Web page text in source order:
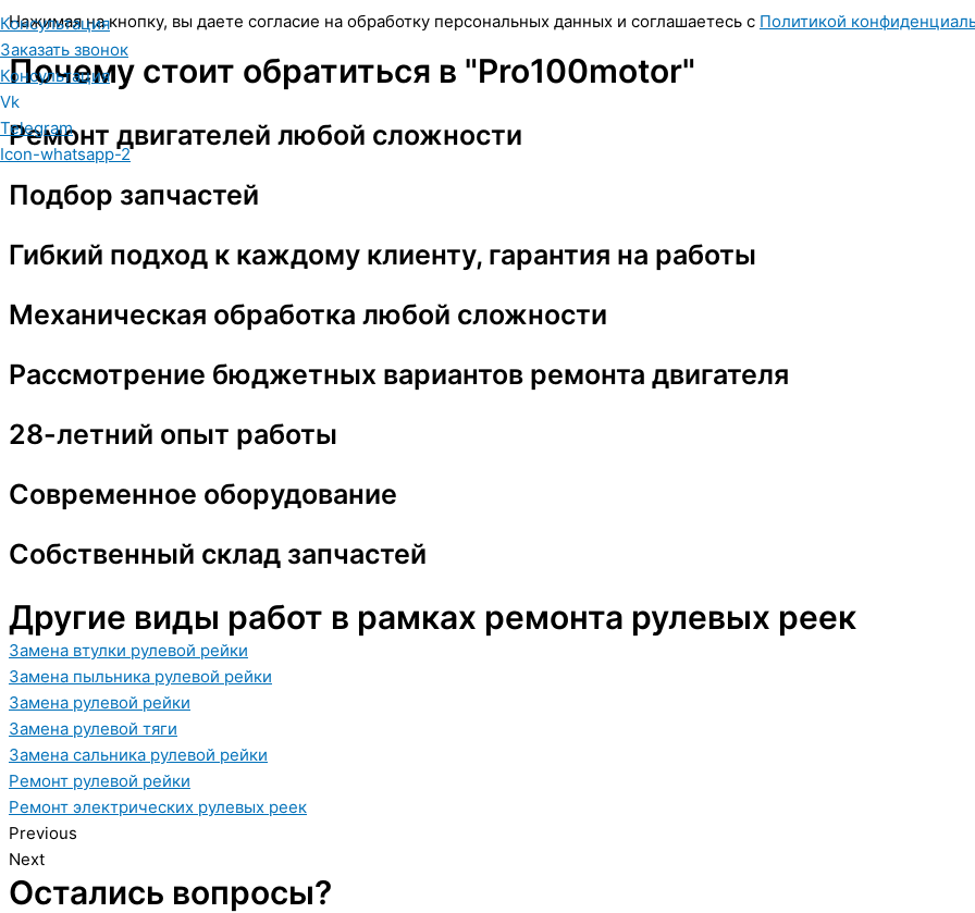
Консультация
Заказать звонок
Консультация
Vk
Telegram
Icon-whatsapp-2
Нажимая на кнопку, вы даете согласие на обработку персональных данных и соглашаетесь c Политикой
Почему стоит обратиться в "Pro100motor"
Ремонт двигателей любой сложности
Подбор запчастей
Гибкий подход к каждому клиенту, гарантия на работы
Механическая обработка любой сложности
Рассмотрение бюджетных вариантов ремонта двигателя
28-летний опыт работы
Современное оборудование
Собственный склад запчастей
Другие виды работ в рамках ремонта рулевых реек
Замена втулки рулевой рейки
Замена пыльника рулевой рейки
Замена рулевой рейки
Замена рулевой тяги
Замена сальника рулевой рейки
Ремонт рулевой рейки
Ремонт электрических рулевых реек
Previous
Next
Остались вопросы?